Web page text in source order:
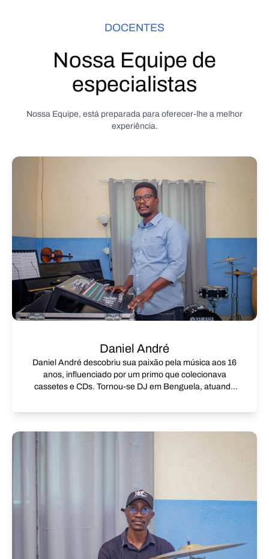
DOCENTES
Nossa Equipe de
especialistas
Nossa Equipe, está preparada para oferecer-lhe a melhor
experiência.
Daniel André
Daniel André descobriu sua paixão pela música aos 16
anos, influenciado por um primo que colecionava
cassetes e CDs. Tornou-se DJ em Benguela, atuando
trabalhar na Rádio Nacional de Angola e outras rádios
atuou em eventos culturais, religiosos e políticos, além
técnico de som, professor e consultor de áudio na